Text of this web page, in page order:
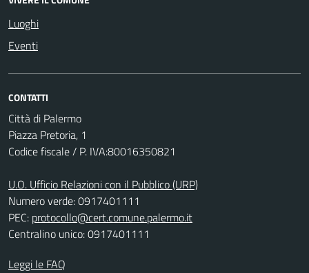
Luoghi
Eventi
CONTATTI
Città di Palermo
Piazza Pretoria, 1
Codice fiscale / P. IVA:80016350821
U.O. Ufficio Relazioni con il Pubblico (URP)
Numero verde: 0917401111
PEC: protocollo@cert.comune.palermo.it
Centralino unico: 0917401111
Leggi le FAQ